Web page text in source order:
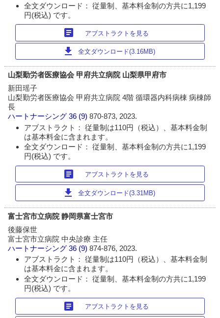
全文ダウンロード： 従量制、基本料金制の方共に1,199
円(税込) です。
article アブストラクトを見る
download 全文ダウンロード(3.16MB)
山梨勤労者医療協会 甲府共立病院 山梨県甲府市
新田瑶子
山梨勤労者医療協会 甲府共立病院 4階 循環器内科病棟 病棟師
長
ハートナーシング 36 (9)870-873, 2023.
アブストラクト： 従量制は110円（税込）、基本料金制
は基本料金に含まれます。
全文ダウンロード： 従量制、基本料金制の方共に1,199
円(税込) です。
article アブストラクトを見る
download 全文ダウンロード(3.31MB)
富士宮市立病院 静岡県富士宮市
後藤保世
富士宮市立病院 中央診療 主任
ハートナーシング 36 (9)874-876, 2023.
アブストラクト： 従量制は110円（税込）、基本料金制
は基本料金に含まれます。
全文ダウンロード： 従量制、基本料金制の方共に1,199
円(税込) です。
article アブストラクトを見る